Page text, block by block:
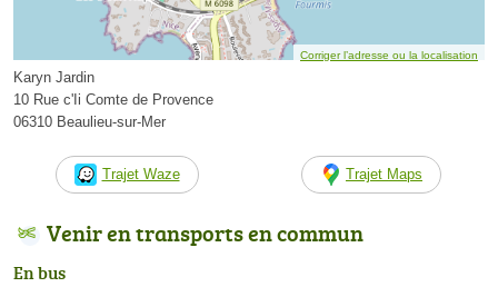
Corriger l’adresse ou la localisation
Karyn Jardin
10 Rue c'Ii Comte de Provence
06310 Beaulieu-sur-Mer
Trajet Waze Trajet Maps
Venir en transports en commun
En bus